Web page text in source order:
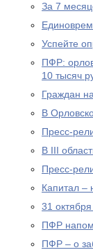
За 7
Успейте
ПФР:
10 тысяч
Граждан
В
Пресс-
В III
Пресс-
Капитал –
31
ПФР
ПФР – о